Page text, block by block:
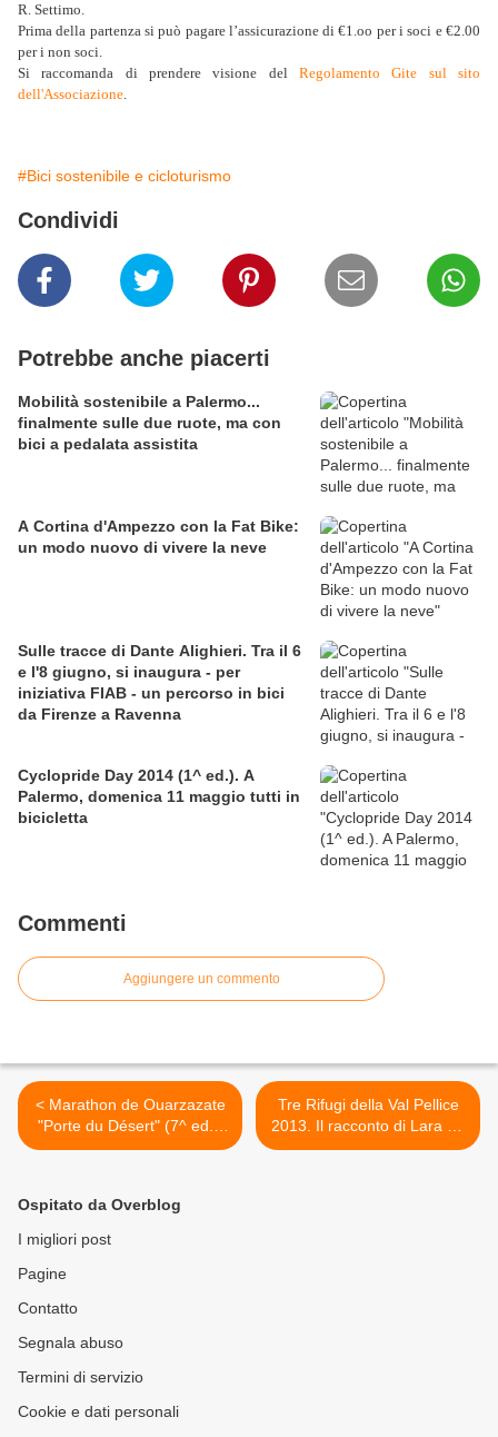
R. Settimo.
Prima della partenza si può pagare l’assicurazione di €1.oo per i soci e €2.00
per i non soci.
Si raccomanda di prendere visione del Regolamento Gite sul sito
dell'Associazione.
#Bici sostenibile e cicloturismo
Condividi
Potrebbe anche piacerti
Mobilità sostenibile a Palermo...
finalmente sulle due ruote, ma con
bici a pedalata assistita
A Cortina d'Ampezzo con la Fat Bike:
un modo nuovo di vivere la neve
Sulle tracce di Dante Alighieri. Tra il 6
e l'8 giugno, si inaugura - per
iniziativa FIAB - un percorso in bici
da Firenze a Ravenna
Cyclopride Day 2014 (1^ ed.). A
Palermo, domenica 11 maggio tutti in
bicicletta
Commenti
Aggiungere un commento
< Marathon de Ouarzazate
"Porte du Désert" (7^ ed.).
Si svolgerà il prossimo 16
viaggio in luoghii ricchi di
fascino
Tre Rifugi della Val Pellice
2013. Il racconto di Lara La
Pera: "Più forti sono le
Ospitato da Overblog
I migliori post
Pagine
Contatto
Segnala abuso
Termini di servizio
Cookie e dati personali